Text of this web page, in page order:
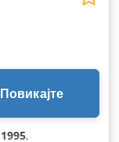
Повикајте
1995,